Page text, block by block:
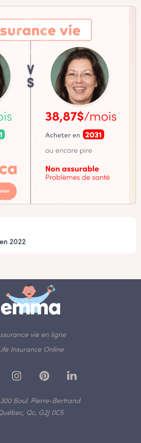
2022
vie en ligne
Insurance Online
Boul. Pierre-Bertrand
Qc, G2J 0C5